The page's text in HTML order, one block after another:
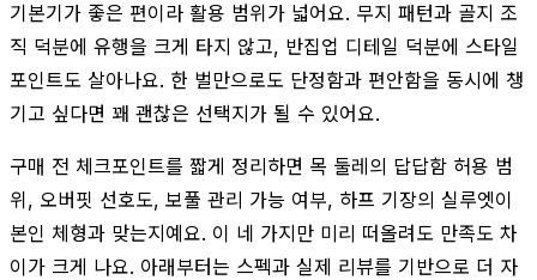
기본기가 좋은 편이라 활용 범위가 넓어요. 무지 패턴과 골지 조
직 덕분에 유행을 크게 타지 않고, 반집업 디테일 덕분에 스타일
포인트도 살아나요. 한 벌만으로도 단정함과 편안함을 동시에 챙
기고 싶다면 꽤 괜찮은 선택지가 될 수 있어요.
구매 전 체크포인트를 짧게 정리하면 목 둘레의 답답함 허용 범
위, 오버핏 선호도, 보풀 관리 가능 여부, 하프 기장의 실루엣이
본인 체형과 맞는지예요. 이 네 가지만 미리 떠올려도 만족도 차
이가 크게 나요. 아래부터는 스펙과 실제 리뷰를 기반으로 더 자